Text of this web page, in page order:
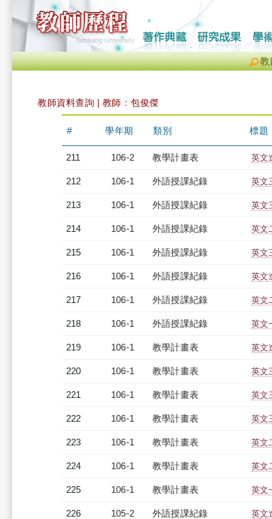
教
教師資料查詢 | 教師：包俊傑
# 學年期 類別 標題
211 106-2 教學計畫表 英文
212 106-1 外語授課紀錄 英文
213 106-1 外語授課紀錄 英文
214 106-1 外語授課紀錄 英文
215 106-1 外語授課紀錄 英文
216 106-1 外語授課紀錄 英文
217 106-1 外語授課紀錄 英文
218 106-1 外語授課紀錄 英文
219 106-1 教學計畫表 英文
220 106-1 教學計畫表 英文
221 106-1 教學計畫表 英文
222 106-1 教學計畫表 英文
223 106-1 教學計畫表 英文
224 106-1 教學計畫表 英文
225 106-1 教學計畫表 英文
226 105-2 外語授課紀錄 英文